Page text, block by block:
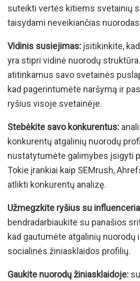
suteikti vertės kitiems svetainių
taisydami neveikiančias
Vidinis susiejimas: įsitikinkite,
yra stipri vidinė nuorodų
atitinkamus savo svetainės
kad pagerintumėte naršymą ir
ryšius visoje svetainėje.
Stebėkite savo konkurentus:
konkurentų atgalinių nuorodų
nustatytumėte galimybes įsigyti
Tokie įrankiai kaip SEMrush,
atlikti konkurentų analizę.
Užmegzkite ryšius su
bendradarbiaukite su panašios
kad gautumėte atgalinių nuorodų
socialinės žiniasklaidos profilių.
Gaukite nuorodų žiniasklaidoje: